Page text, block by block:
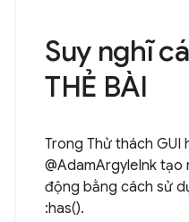
Suy nghĩ
THẺ BÀI
Trong Thử thách GUI
@AdamArgyleInk
động bằng cách sử
:has().